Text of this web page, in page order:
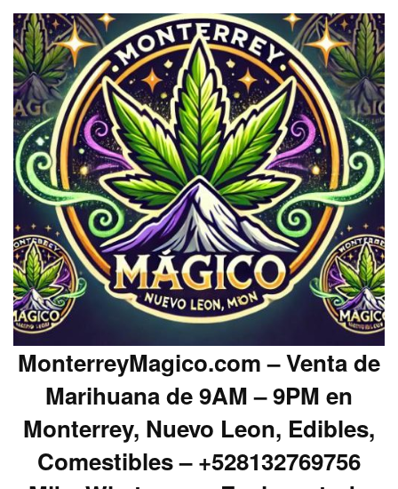
MonterreyMagico.com – Venta de
Marihuana de 9AM – 9PM en
Monterrey, Nuevo Leon, Edibles,
Comestibles – +528132769756